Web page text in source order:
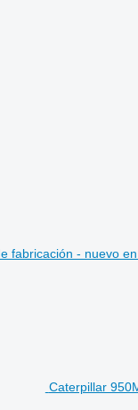
fabricación - nuevo
Caterpillar